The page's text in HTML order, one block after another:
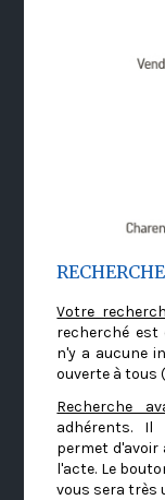
Votre
recherché est
n'y a aucune
ouverte à tous
Recherche
adhérents. Il
permet
l'acte. Le
vous sera très